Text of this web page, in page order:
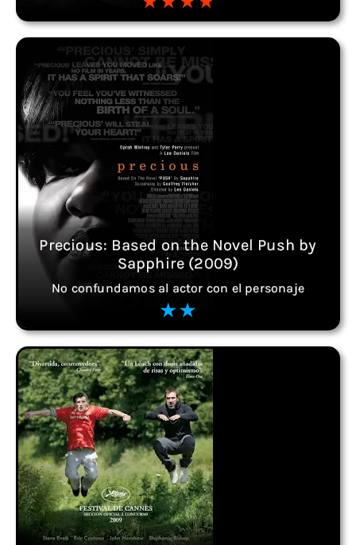
Precious: Based on the Novel Push by
Sapphire (2009)
No confundamos al actor con el personaje